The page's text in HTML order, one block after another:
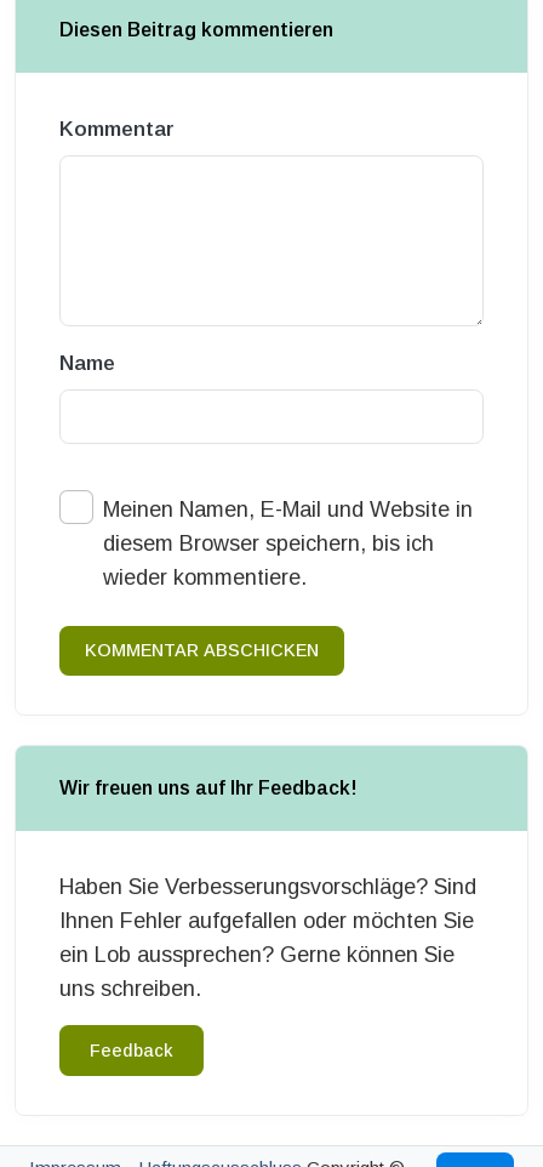
Diesen Beitrag kommentieren
Kommentar
Name
Meinen Namen, E-Mail und Website in
diesem Browser speichern, bis ich
wieder kommentiere.
KOMMENTAR ABSCHICKEN
Wir freuen uns auf Ihr Feedback!
Haben Sie Verbesserungsvorschläge? Sind
Ihnen Fehler aufgefallen oder möchten Sie
ein Lob aussprechen? Gerne können Sie
uns schreiben.
Feedback